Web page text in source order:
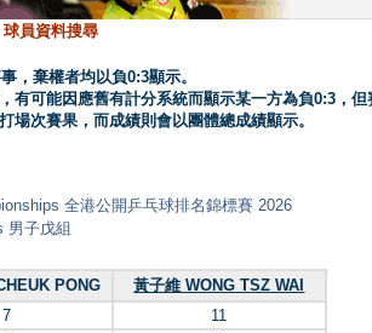
球員資料搜尋
，棄權者均以負0:3顯示。
有可能因應舊有計分系統而顯示某一方為負0:3，
場次賽果，而成績則會以團體總成績顯示。
全港公開乒乓球排名錦標賽 2026
男子戊組
PONG
黃子維 WONG TSZ WAI
7
11